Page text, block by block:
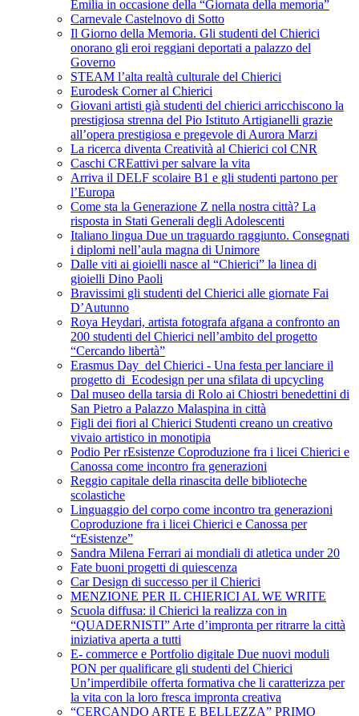
Emilia in occasione della “Giornata della memoria”
Carnevale Castelnovo di Sotto
Il Giorno della Memoria. Gli studenti del Chierici
onorano gli eroi reggiani deportati a palazzo del
Governo
STEAM l’alta realtà culturale del Chierici
Eurodesk Corner al Chierici
Giovani artisti già studenti del chierici arricchiscono la
prestigiosa strenna del Pio Istituto Artigianelli grazie
all’opera prestigiosa e pregevole di Aurora Marzi
La ricerca diventa Creatività al Chierici col CNR
Caschi CREattivi per salvare la vita
Arriva il DELF scolaire B1 e gli studenti partono per
l’Europa
Come sta la Generazione Z nella nostra città? La
risposta in Stati Generali degli Adolescenti
Italiano lingua Due un traguardo raggiunto. Consegnati
i diplomi nell’aula magna di Unimore
Dalle viti ai gioielli nasce al “Chierici” la linea di
gioielli Dino Paoli
Bravissimi gli studenti del Chierici alle giornate Fai
D’Autunno
Roya Heydari, artista fotografa afgana a confronto an
200 studenti del Chierici nell’ambito del progetto
“Cercando libertà”
Erasmus Day del Chierici - Una festa per lanciare il
progetto di Ecodesign per una sfilata di upcycling
Dal museo della tarsia di Rolo ai Chiostri benedettini di
San Pietro a Palazzo Malaspina in città
Figli dei fiori al Chierici Studenti creano un creativo
vivaio artistico in monotipia
Podio Per rEsistenze Coproduzione fra i licei Chierici e
Canossa come incontro fra generazioni
Reggio capitale della rinascita delle biblioteche
scolastiche
Linguaggio del corpo come incontro tra generazioni
Coproduzione fra i licei Chierici e Canossa per
“rEsistenze”
Sandra Milena Ferrari ai mondiali di atletica under 20
Fate buoni progetti di quiescenza
Car Design di successo per il Chierici
MENZIONE PER IL CHIERICI AL WE WRITE
Scuola diffusa: il Chierici la realizza con in
“QUADERNISTI” Arte d’impronta per ritrarre la città
iniziativa aperta a tutti
E- commerce e Portfolio digitale Due nuovi moduli
PON per qualificare gli studenti del Chierici
Un’imperdibile offerta formativa che li caratterizza per
la vita con la loro fresca impronta creativa
“CERCANDO ARTE E BELLEZZA” PRIMO